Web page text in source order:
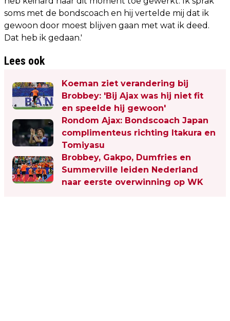
soms met de bondscoach en hij vertelde mij dat ik
gewoon door moest blijven gaan met wat ik deed.
Dat heb ik gedaan.'
Lees ook
Koeman ziet verandering bij
Brobbey: 'Bij Ajax was hij niet fit
en speelde hij gewoon'
Rondom Ajax: Bondscoach Japan
complimenteus richting Itakura en
Tomiyasu
Brobbey, Gakpo, Dumfries en
Summerville leiden Nederland
naar eerste overwinning op WK